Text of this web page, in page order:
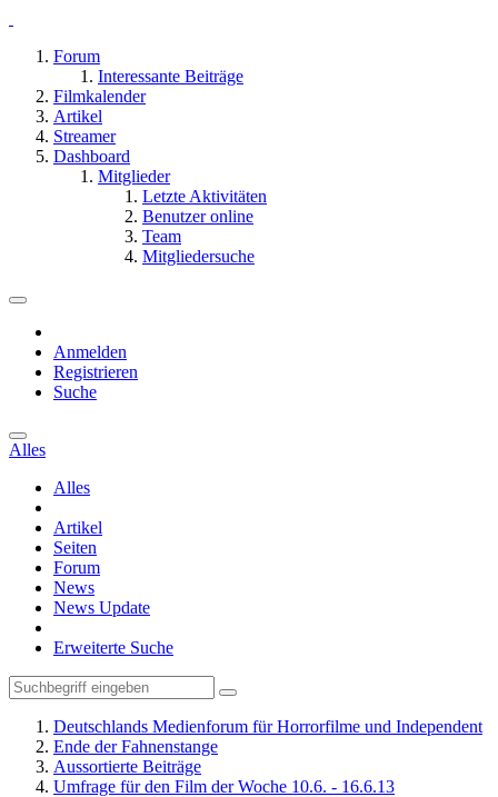
Forum
Interessante Beiträge
Filmkalender
Artikel
Streamer
Dashboard
Mitglieder
Letzte Aktivitäten
Benutzer online
Team
Mitgliedersuche
Anmelden
Registrieren
Suche
Alles
Alles
Artikel
Seiten
Forum
News
News Update
Erweiterte Suche
Deutschlands Medienforum für Horrorfilme und Independent
Ende der Fahnenstange
Aussortierte Beiträge
Umfrage für den Film der Woche 10.6. - 16.6.13